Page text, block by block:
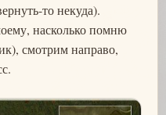
то некуда).
насколько помню
смотрим направо,